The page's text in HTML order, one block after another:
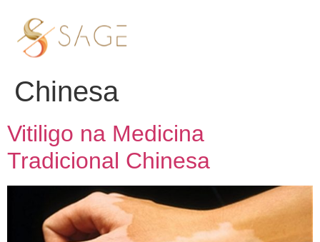
Tag: Vitiligo na
Medicina Tradicional
Chinesa
Vitiligo na Medicina
Tradicional Chinesa